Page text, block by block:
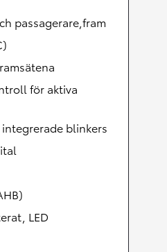
passagerare,fram
för aktiva
blinkers
LED